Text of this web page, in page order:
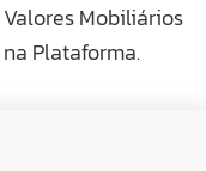
Mobiliários
Plataforma.